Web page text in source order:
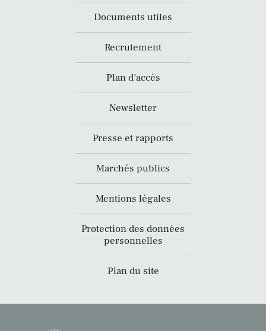
Documents utiles
Recrutement
Plan d’accès
Newsletter
Presse et rapports
Marchés publics
Mentions légales
Protection des données
personnelles
Plan du site